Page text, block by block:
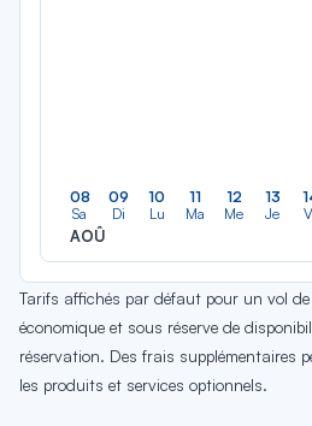
08
Sa
AOÛ
09
Di
10
Lu
11
Ma
12
Me
13
Je
Tarifs affichés par défaut pour un vol
économique et sous réserve de
réservation. Des frais supplémentaires
les produits et services optionnels.